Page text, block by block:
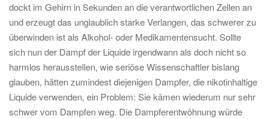
dockt im Gehirn in Sekunden an die verantwortlichen Zellen an
und erzeugt das unglaublich starke Verlangen, das schwerer zu
überwinden ist als Alkohol- oder Medikamentensucht. Sollte
sich nun der Dampf der Liquide irgendwann als doch nicht so
harmlos herausstellen, wie seriöse Wissenschaftler bislang
glauben, hätten zumindest diejenigen Dampfer, die nikotinhaltige
Liquide verwenden, ein Problem: Sie kämen wiederum nur sehr
schwer vom Dampfen weg. Die Dampferentwöhnung würde